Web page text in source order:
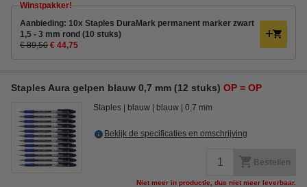
Winstpakker!
Aanbieding: 10x Staples DuraMark permanent marker zwart
1,5 - 3 mm rond (10 stuks)
€ 89,50 € 44,75
Staples Aura gelpen blauw 0,7 mm (12 stuks) OP = OP
Staples blauw blauw 0,7 mm
Bekijk de specificaties en omschrijving
Bestellen
Niet meer in productie, dus niet meer leverbaar.